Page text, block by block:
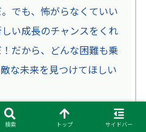
でも、怖がらなくていい
い成長のチャンスをくれ
だから、どんな困難も乗
な未来を見つけてほしい
検索 トップ サイドバー